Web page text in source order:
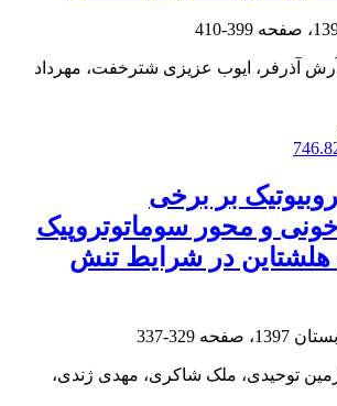
399-410
آذرفر، ایوب عزیزی شترخفت، مهرداد
بر برخی
و محور سوماتوتروپیک
در شرایط تنش
329-337
توحیدی، ملک شاکری، مهدی ژندی،